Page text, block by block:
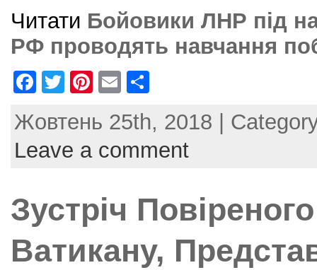
Читати Бойовики ЛНР під
РФ проводять навчання
F
c
e
o
k
T
itt
er
Pi
er
e
E
ai
l
ar
e
Жовтень 25th, 2018 |
Leave a comment
Зустріч
Ватикану,